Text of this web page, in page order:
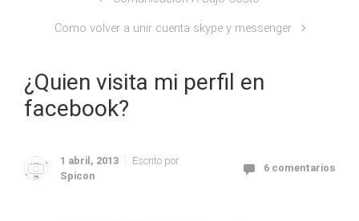
Como volver a unir cuenta skype y messenger
¿Quien visita mi perfil en
facebook?
1 abril, 2013
Escrito por
Spicon
6 comentarios